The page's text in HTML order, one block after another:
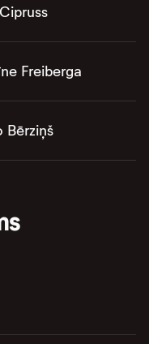
Freiberga
Bērziņš